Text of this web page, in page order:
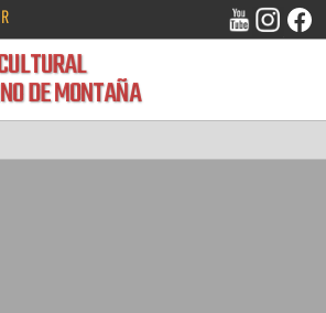
CULTURAL
DE MONTAÑA